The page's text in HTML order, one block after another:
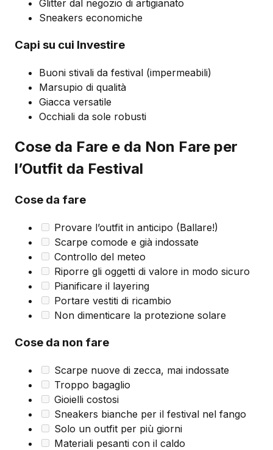
Glitter dal negozio di artigianato
Sneakers economiche
Capi su cui Investire
Buoni stivali da festival (impermeabili)
Marsupio di qualità
Giacca versatile
Occhiali da sole robusti
Cose da Fare e da Non Fare per
l’Outfit da Festival
Cose da fare
Provare l’outfit in anticipo (Ballare!)
Scarpe comode e già indossate
Controllo del meteo
Riporre gli oggetti di valore in modo sicuro
Pianificare il layering
Portare vestiti di ricambio
Non dimenticare la protezione solare
Cose da non fare
Scarpe nuove di zecca, mai indossate
Troppo bagaglio
Gioielli costosi
Sneakers bianche per il festival nel fango
Solo un outfit per più giorni
Materiali pesanti con il caldo